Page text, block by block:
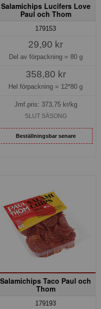
Salamichips Lucifers Love
Paul och Thom
179153
29,90 kr
Del av förpackning = 80 g
358,80 kr
Hel förpackning = 12*80 g
Jmf.pris: 373,75kr/kg
SLUT SÄSONG
Beställningsbar senare
Salamichips Taco Paul och
Thom
179193